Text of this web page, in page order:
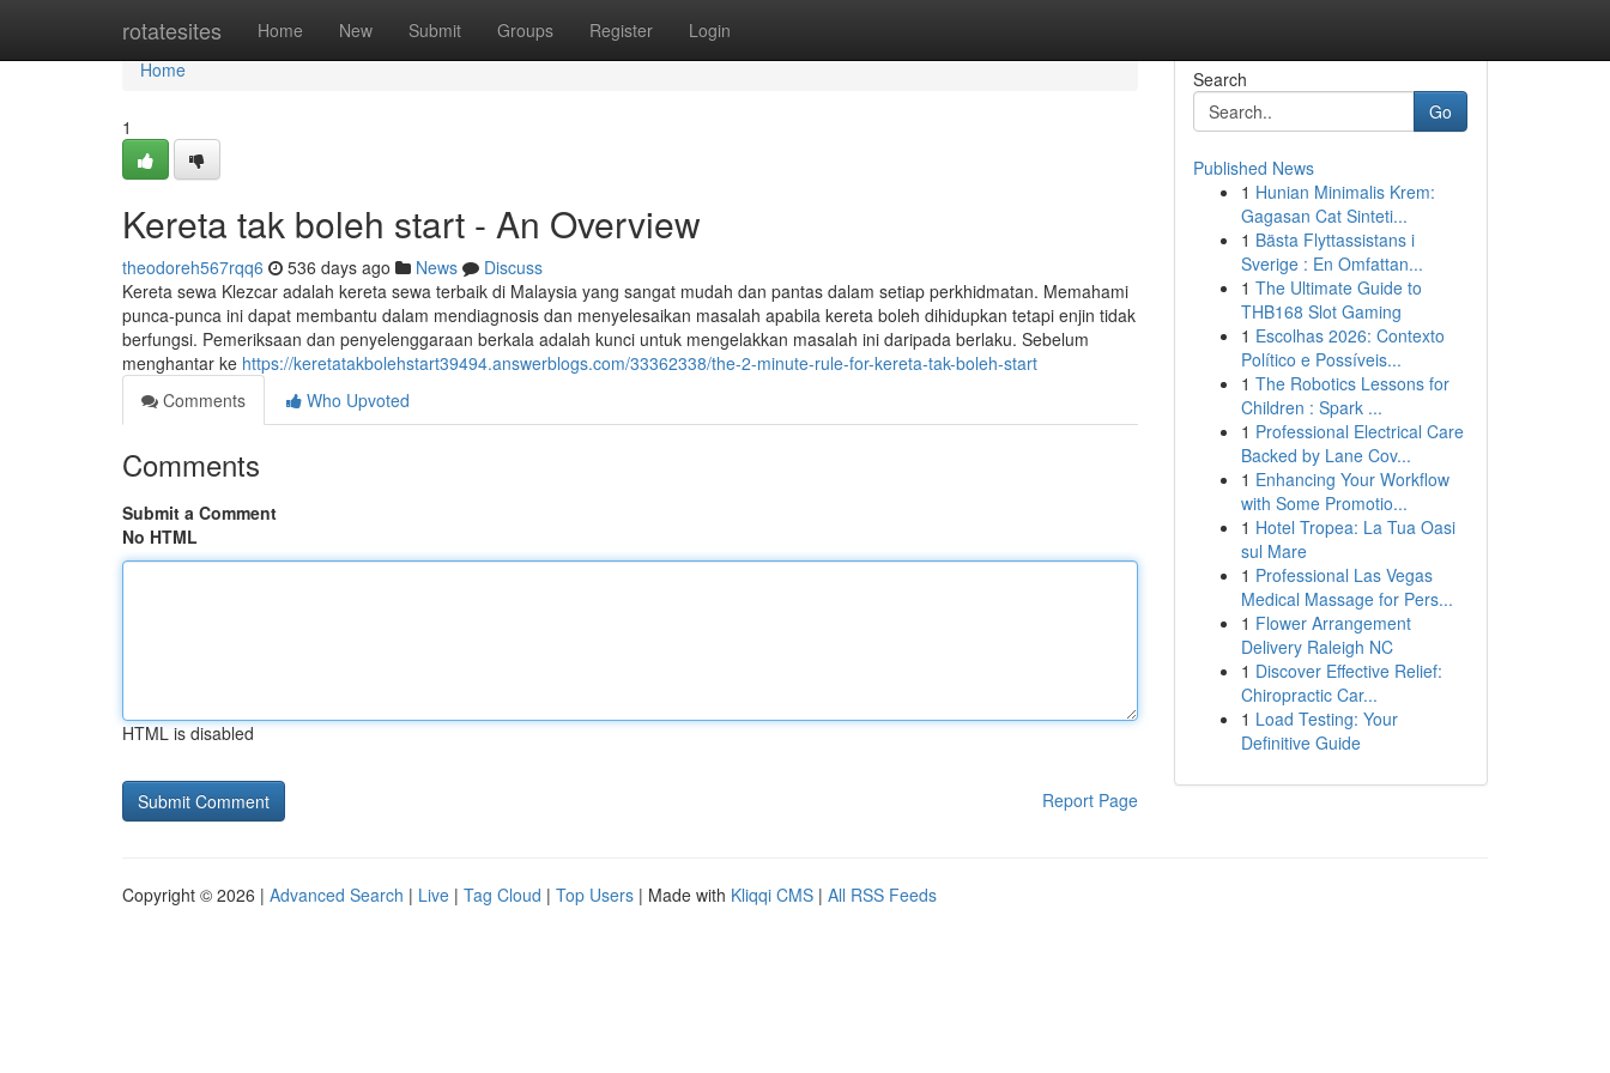
rotatesites Home New Submit Groups Register Login
Home
Home
1
Kereta tak boleh start - An Overview
theodoreh567rqq6 536 days ago News
Discuss
Kereta sewa Klezcar adalah kereta sewa terbaik di Malaysia yang sangat mudah dan pantas dalam setiap perkhidmatan. Memahami
punca-punca ini dapat membantu dalam mendiagnosis dan menyelesaikan masalah apabila kereta boleh dihidupkan tetapi enjin tidak
berfungsi. Pemeriksaan dan penyelenggaraan berkala adalah kunci untuk mengelakkan masalah ini daripada berlaku. Sebelum
menghantar ke https://keretatakbolehstart39494.answerblogs.com/33362338/the-2-minute-rule-for-kereta-tak-boleh-start
Comments
Who Upvoted
Comments
Submit a Comment
No HTML
HTML is disabled
Report Page
Search
Go
Published News
1 Hunian Minimalis Krem:
Gagasan Cat Sinteti...
1 Bästa Flyttassistans i
Sverige : En Omfattan...
1 The Ultimate Guide to
THB168 Slot Gaming
1 Escolhas 2026: Contexto
Político e Possíveis...
1 The Robotics Lessons for
Children : Spark ...
1 Professional Electrical Care
Backed by Lane Cov...
1 Enhancing Your Workflow
with Some Promotio...
1 Hotel Tropea: La Tua Oasi
sul Mare
1 Professional Las Vegas
Medical Massage for Pers...
1 Flower Arrangement
Delivery Raleigh NC
1 Discover Effective Relief:
Chiropractic Car...
1 Load Testing: Your
Definitive Guide
Copyright © 2026 | Advanced Search | Live | Tag Cloud | Top Users | Made with Kliqqi CMS | All RSS Feeds